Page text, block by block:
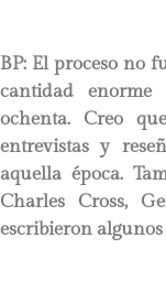
BP: El proceso no
cantidad
ochenta. Creo
entrevistas y
aquella época.
Charles Cross,
escribieron